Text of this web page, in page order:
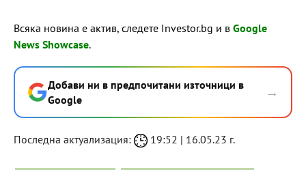
Всяка новина е актив, следете Investor.bg и в Google
News Showcase.
Добави ни в предпочитани източници в
Google
→
Последна актуализация: 19:52 | 16.05.23 г.